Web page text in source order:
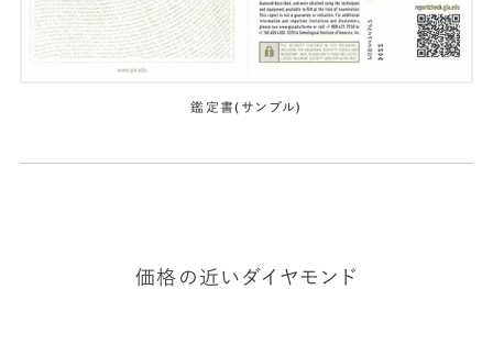
鑑定書(サンプル)
価格の近いダイヤモンド